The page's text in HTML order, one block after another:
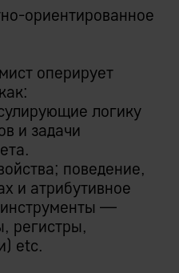
ориентированное
оперирует
логику
и задачи
поведение,
и атрибутивное
—
регистры,
etc.